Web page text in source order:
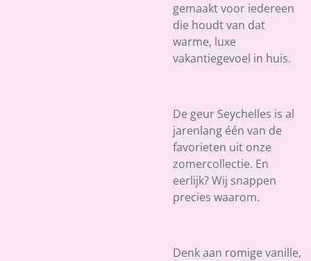
gemaakt voor iedereen
die houdt van dat
warme, luxe
vakantiegevoel in huis.
De geur Seychelles is al
jarenlang één van de
favorieten uit onze
zomercollectie. En
eerlijk? Wij snappen
precies waarom.
Denk aan romige vanille,